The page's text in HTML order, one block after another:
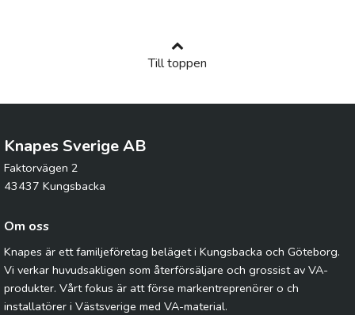
Till toppen
Knapes Sverige AB
Faktorvägen 2
43437 Kungsbacka
Om oss
Knapes är ett familjeföretag beläget i Kungsbacka och Göteborg.
Vi verkar huvudsakligen som återförsäljare och grossist av VA-
produkter. Vårt fokus är att förse markentreprenörer o ch
installatörer i Västsverige med VA-material.